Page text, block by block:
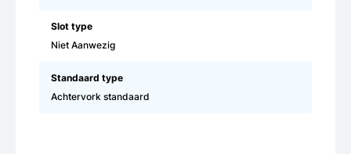
Slot type
Niet Aanwezig
Standaard type
Achtervork standaard